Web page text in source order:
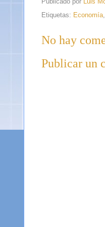
Etiquetas: Economía
No hay
Publicar un